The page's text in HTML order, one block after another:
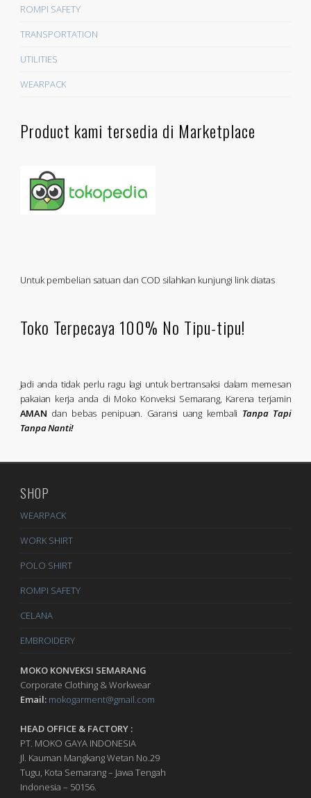
ROMPI SAFETY
TRANSPORTATION
UTILITIES
WEARPACK
Product kami tersedia di Marketplace
Untuk pembelian satuan dan COD silahkan kunjungi link diatas
Toko Terpecaya 100% No Tipu-tipu!
Jadi anda tidak perlu ragu lagi untuk bertransaksi dalam memesan
pakaian kerja anda di Moko Konveksi Semarang, Karena terjamin
AMAN dan bebas penipuan. Garansi uang kembali Tanpa Tapi
Tanpa Nanti!
SHOP
WEARPACK
WORK SHIRT
POLO SHIRT
ROMPI SAFETY
CELANA
EMBROIDERY
MOKO KONVEKSI SEMARANG
Corporate Clothing & Workwear
Email: mokogarment@gmail.com
HEAD OFFICE & FACTORY :
PT. MOKO GAYA INDONESIA
Jl. Kauman Mangkang Wetan No.29
Tugu, Kota Semarang – Jawa Tengah
Indonesia – 50156.